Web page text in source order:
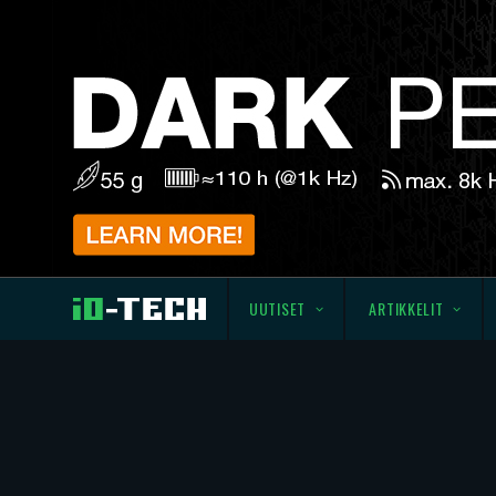
UUTISET ARTIKKELIT